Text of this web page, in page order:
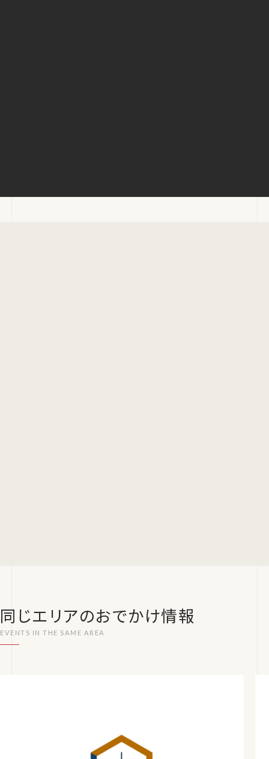
同じエリアのおでかけ情報